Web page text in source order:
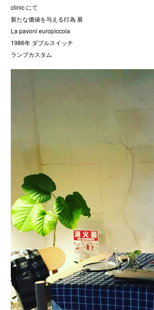
clinic にて
新たな価値を与える行為 展
La pavoni europiccola
1986年 ダブルスイッチ
ランプカスタム